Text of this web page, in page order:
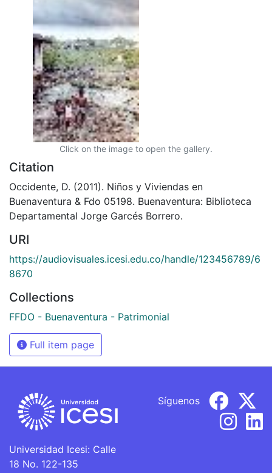
Click on the image to open the gallery.
Citation
Occidente, D. (2011). Niños y Viviendas en
Buenaventura & Fdo 05198. Buenaventura: Biblioteca
Departamental Jorge Garcés Borrero.
URI
https://audiovisuales.icesi.edu.co/handle/123456789/6
8670
Collections
FFDO - Buenaventura - Patrimonial
Full item page
Universidad Icesi: Calle
18 No. 122-135
Síguenos